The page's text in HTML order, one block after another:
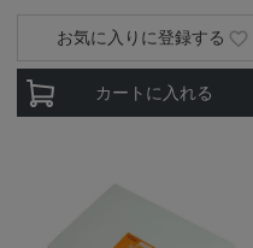
カートに入れる
お気に入りに登録する